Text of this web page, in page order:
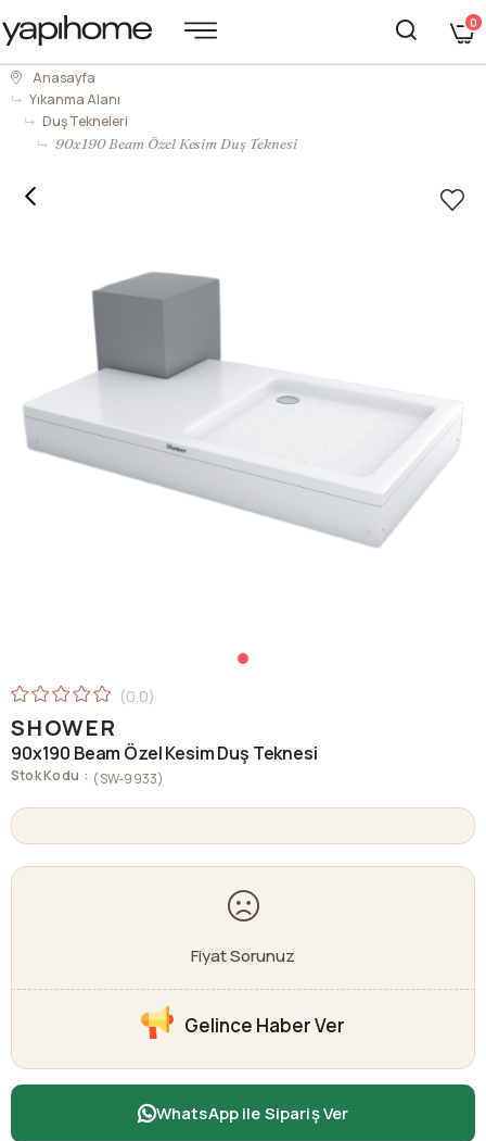
0
Anasayfa
Yıkanma Alanı
Duş Tekneleri
90x190 Beam Özel Kesim Duş Teknesi
0.0
SHOWER
90x190 Beam Özel Kesim Duş Teknesi
Stok Kodu (SW-9933)
Fiyat Sorunuz
Gelince Haber Ver
WhatsApp ile Sipariş Ver